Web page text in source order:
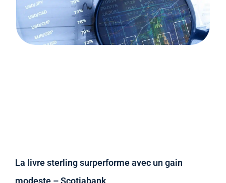
La livre sterling surperforme avec un gain